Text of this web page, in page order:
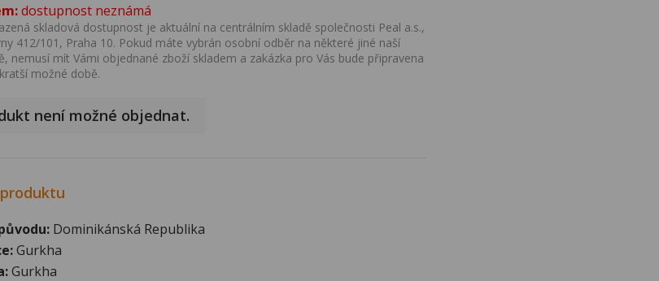
dostupnost neznámá
skladová dostupnost je aktuální na centrálním skladě společnosti Peal a.s.,
412/101, Praha 10. Pokud máte vybrán osobní odběr na některé jiné naší
nemusí mít Vámi objednané zboží skladem a zakázka pro Vás bude připravena
možné době.
není možné objednat.
Dominikánská Republika
Gurkha
Gurkha